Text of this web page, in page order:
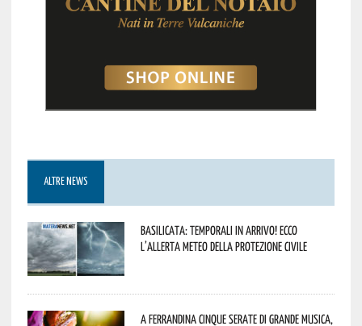
ALTRE NEWS
Basilicata: temporali in arrivo! Ecco
l’allerta meteo della Protezione civile
A Ferrandina cinque serate di grande musica,